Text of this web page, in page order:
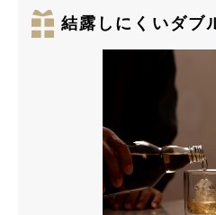
結露しにくいダブ